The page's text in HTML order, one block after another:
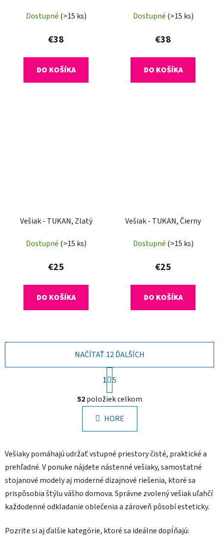
Dostupné (>15 ks)
€38
DO KOŠÍKA
Dostupné (>15 ks)
€38
DO KOŠÍKA
Vešiak - TUKAN, Zlatý
Dostupné (>15 ks)
€25
DO KOŠÍKA
Vešiak - TUKAN, Čierny
Dostupné (>15 ks)
€25
DO KOŠÍKA
O
v
l
á
d
c
i
e
r
v
y
NAČÍTAŤ 12 ĎALŠÍCH
S
t
r
á
n
k
n
i
1 5
52položiek celkom
HORE
Vešiaky pomáhajú udržať vstupné priestory čisté, praktické a
prehľadné. V ponuke nájdete nástenné vešiaky, samostatné
stojanové modely aj moderné dizajnové riešenia, ktoré sa
prispôsobia štýlu vášho domova. Správne zvolený vešiak uľahčí
každodenné odkladanie oblečenia a zároveň pôsobí esteticky.
Pozrite si aj ďalšie kategórie, ktoré sa ideálne dopĺňajú: